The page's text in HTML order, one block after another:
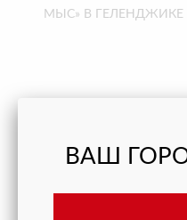
МЫС» В ГЕЛЕНДЖИКЕ
ВАШ